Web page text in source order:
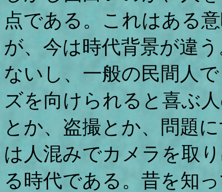
点である。これはある
が、今は時代背景が違
ないし、一般の民間人
ズを向けられると喜ぶ
とか、盗撮とか、問題
は人混みでカメラを取
る時代である。昔を知